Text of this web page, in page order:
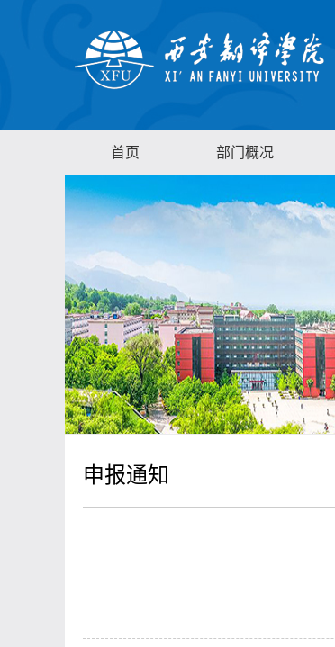
首页 部门概况
申报通知